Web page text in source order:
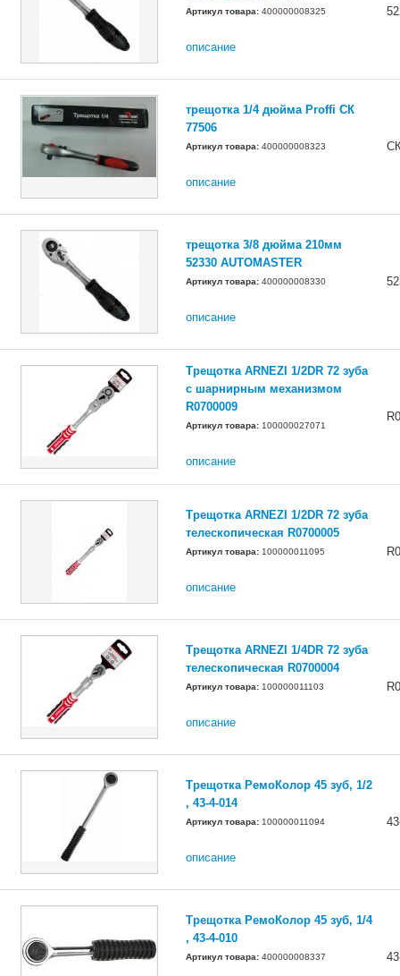
Артикул товара: 400000008325
описание
трещотка 1/4 дюйма Proffi СК
77506
Артикул товара: 400000008323
описание
трещотка 3/8 дюйма 210мм
52330 AUTOMASTER
Артикул товара: 400000008330
описание
Трещотка ARNEZI 1/2DR 72 зуба
с шарнирным механизмом
R0700009
Артикул товара: 100000027071
описание
Трещотка ARNEZI 1/2DR 72 зуба
телескопическая R0700005
Артикул товара: 100000011095
описание
Трещотка ARNEZI 1/4DR 72 зуба
телескопическая R0700004
Артикул товара: 100000011103
описание
Трещотка РемоКолор 45 зуб, 1/2
, 43-4-014
Артикул товара: 100000011094
описание
Трещотка РемоКолор 45 зуб, 1/4
, 43-4-010
Артикул товара: 400000008337